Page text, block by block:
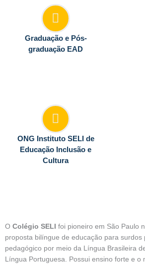
Graduação e Pós-
graduação EAD
ONG Instituto SELI de
Educação Inclusão e
Cultura
O Colégio SELI foi pioneiro em São Paulo
proposta bilíngue de educação para surdos
pedagógico por meio da Língua Brasileira
Língua Portuguesa. Possui ensino forte e o